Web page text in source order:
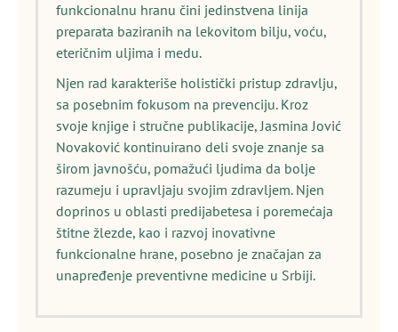
funkcionalnu hranu čini jedinstvena linija
preparata baziranih na lekovitom bilju, voću,
eteričnim uljima i medu.
Njen rad karakteriše holistički pristup zdravlju,
sa posebnim fokusom na prevenciju. Kroz
svoje knjige i stručne publikacije, Jasmina Jović
Novaković kontinuirano deli svoje znanje sa
širom javnošću, pomažući ljudima da bolje
razumeju i upravljaju svojim zdravljem. Njen
doprinos u oblasti predijabetesa i poremećaja
štitne žlezde, kao i razvoj inovativne
funkcionalne hrane, posebno je značajan za
unapređenje preventivne medicine u Srbiji.